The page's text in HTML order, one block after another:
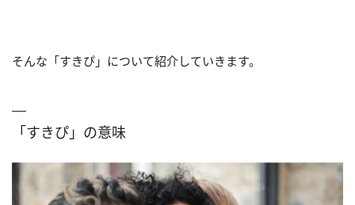
そんな「すきぴ」について紹介していきます。
「すきぴ」の意味